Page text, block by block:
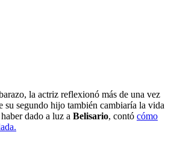
la actriz reflexionó más de una vez
su segundo hijo también cambiaría la vida
dado a luz a Belisario, contó cómo